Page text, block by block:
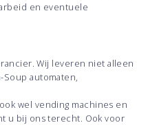
en eventuele
Wij leveren niet alleen
Soup automaten,
wel vending machines en
u bij ons terecht. Ook voor